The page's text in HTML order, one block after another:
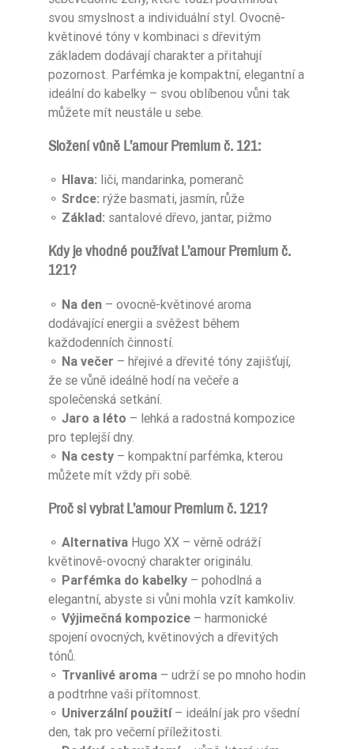
svou smyslnost a individuální styl. Ovocně-
květinové tóny v kombinaci s dřevitým
základem dodávají charakter a přitahují
pozornost. Parfémka je kompaktní, elegantní a
ideální do kabelky – svou oblíbenou vůni tak
můžete mít neustále u sebe.
Složení vůně L’amour Premium č. 121:
⚬ Hlava: liči, mandarinka, pomeranč
⚬ Srdce: rýže basmati, jasmín, růže
⚬ Základ: santalové dřevo, jantar, pižmo
Kdy je vhodné používat L’amour Premium č.
121?
⚬ Na den – ovocně-květinové aroma
dodávající energii a svěžest během
každodenních činností.
⚬ Na večer – hřejivé a dřevité tóny zajišťují,
že se vůně ideálně hodí na večeře a
společenská setkání.
⚬ Jaro a léto – lehká a radostná kompozice
pro teplejší dny.
⚬ Na cesty – kompaktní parfémka, kterou
můžete mít vždy při sobě.
Proč si vybrat L’amour Premium č. 121?
⚬ Alternativa Hugo XX – věrně odráží
květinově-ovocný charakter originálu.
⚬ Parfémka do kabelky – pohodlná a
elegantní, abyste si vůni mohla vzít kamkoliv.
⚬ Výjimečná kompozice – harmonické
spojení ovocných, květinových a dřevitých
tónů.
⚬ Trvanlivé aroma – udrží se po mnoho hodin
a podtrhne vaši přítomnost.
⚬ Univerzální použití– ideální jak pro všední
den, tak pro večerní příležitosti.